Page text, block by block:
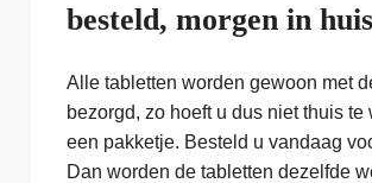
besteld, morgen in huis
Alle tabletten worden gewoon met
bezorgd, zo hoeft u dus niet thuis te
een pakketje. Besteld u vandaag
Dan worden de tabletten dezelfde